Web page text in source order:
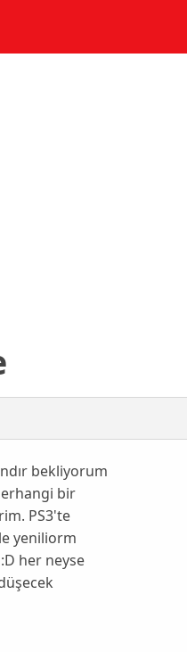
bekliyorum
bir
PS3'te
yeniliorm
her neyse